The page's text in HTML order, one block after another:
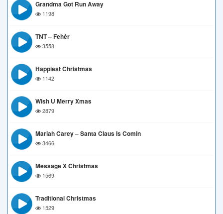
Grandma Got Run Away
1198
TNT – Fehér
3558
Happiest Christmas
1142
Wish U Merry Xmas
2879
Mariah Carey – Santa Claus Is Comin
3466
Message X Christmas
1569
Traditional Christmas
1529